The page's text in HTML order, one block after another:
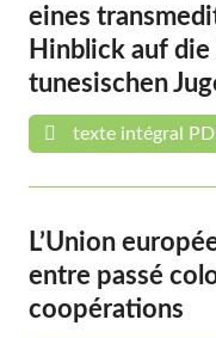
eines
Hinblick auf
tunesischen
texte intégral
L’Union
entre passé
coopérations